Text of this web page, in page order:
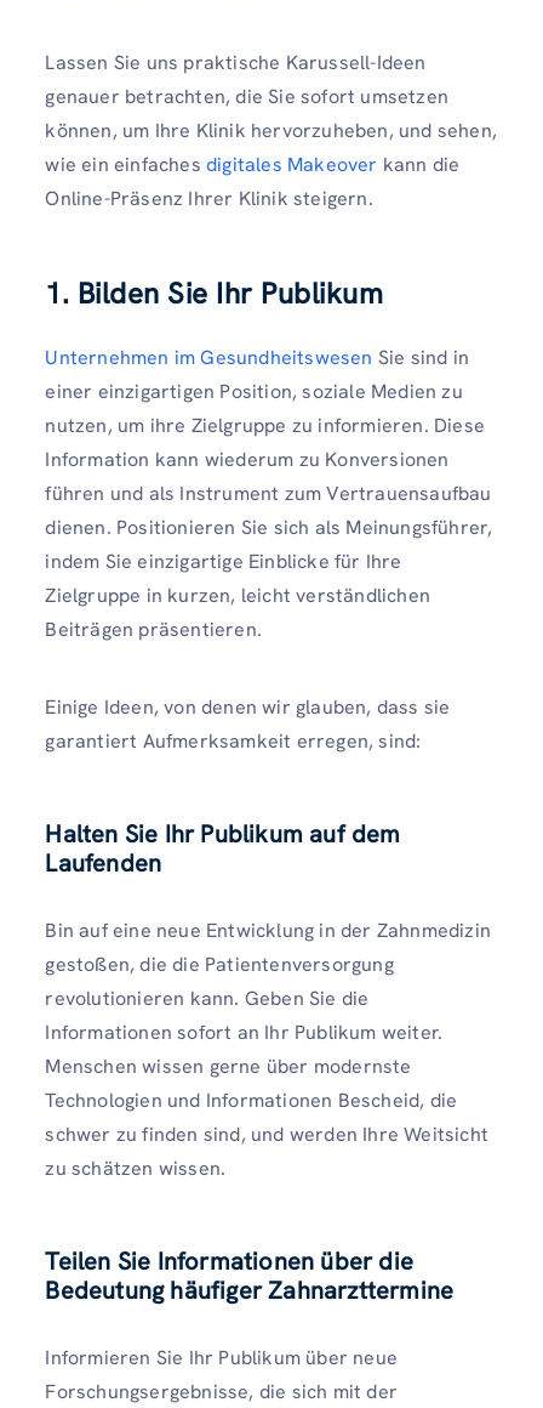
Lassen Sie uns praktische Karussell-Ideen
genauer betrachten, die Sie sofort umsetzen
können, um Ihre Klinik hervorzuheben, und sehen,
wie ein einfaches digitales Makeover kann die
Online-Präsenz Ihrer Klinik steigern.
1. Bilden Sie Ihr Publikum
Unternehmen im Gesundheitswesen Sie sind in
einer einzigartigen Position, soziale Medien zu
nutzen, um ihre Zielgruppe zu informieren. Diese
Information kann wiederum zu Konversionen
führen und als Instrument zum Vertrauensaufbau
dienen. Positionieren Sie sich als Meinungsführer,
indem Sie einzigartige Einblicke für Ihre
Zielgruppe in kurzen, leicht verständlichen
Beiträgen präsentieren.
Einige Ideen, von denen wir glauben, dass sie
garantiert Aufmerksamkeit erregen, sind:
Halten Sie Ihr Publikum auf dem
Laufenden
Bin auf eine neue Entwicklung in der Zahnmedizin
gestoßen, die die Patientenversorgung
revolutionieren kann. Geben Sie die
Informationen sofort an Ihr Publikum weiter.
Menschen wissen gerne über modernste
Technologien und Informationen Bescheid, die
schwer zu finden sind, und werden Ihre Weitsicht
zu schätzen wissen.
Teilen Sie Informationen über die
Bedeutung häufiger Zahnarzttermine
Informieren Sie Ihr Publikum über neue
Forschungsergebnisse, die sich mit der